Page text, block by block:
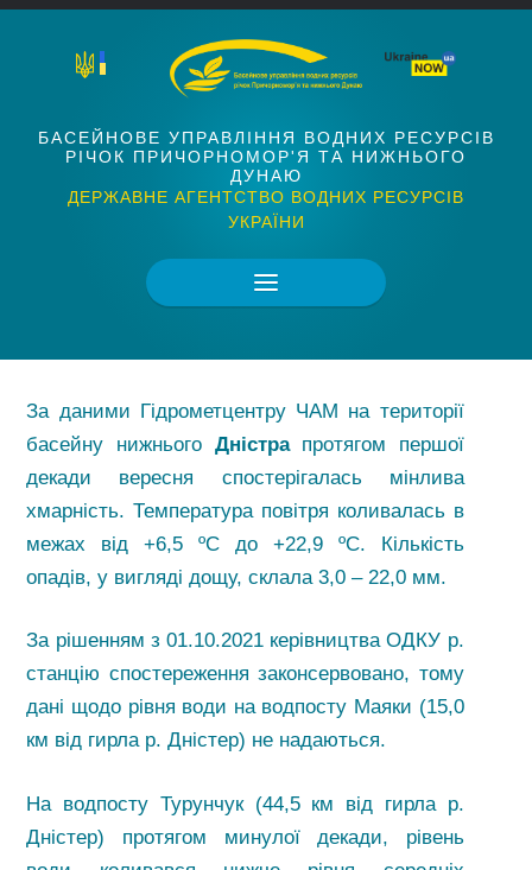
БАСЕЙНОВЕ УПРАВЛІННЯ ВОДНИХ РЕСУРСІВ
РІЧОК ПРИЧОРНОМОР'Я ТА НИЖНЬОГО
ДУНАЮ
ДЕРЖАВНЕ АГЕНТСТВО ВОДНИХ РЕСУРСІВ
УКРАЇНИ
За даними Гідрометцентру ЧАМ на території
басейну нижнього Дністрапротягом першої
декади вересня спостерігалась мінлива
хмарність. Температура повітря коливалась в
межах від +6,5 ºС до +22,9 ºС. Кількість
опадів, у вигляді дощу, склала 3,0 – 22,0 мм.
За рішенням з 01.10.2021 керівництва ОДКУ р.
станцію спостереження законсервовано, тому
дані щодо рівня води на водпосту Маяки (15,0
км від гирла р. Дністер) не надаються.
На водпосту Турунчук (44,5 км від гирла р.
Дністер) протягом минулої декади, рівень